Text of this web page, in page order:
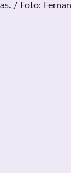
/ Foto: